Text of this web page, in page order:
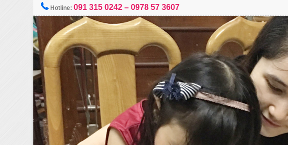
Hotline:091 315 0242 – 0978 57 3607